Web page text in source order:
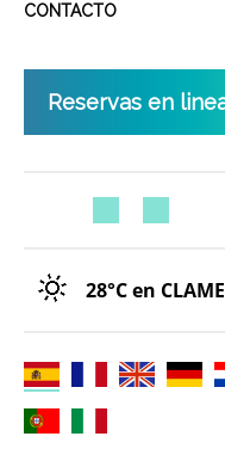
CONTACTO
Reservas en
28°Cen